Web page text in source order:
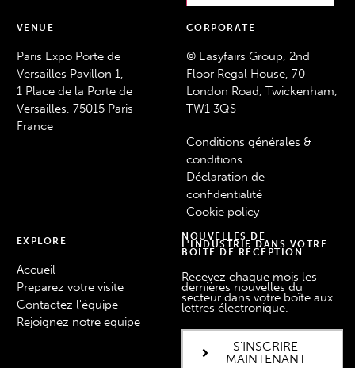
VENUE
Paris Expo Porte de
Versailles Pavillon 1,
1 Place de la Porte de
Versailles, 75015 Paris
France
CORPORATE
© Easyfairs Group, 2nd
Floor Regal House, 70
London Road, Twickenham,
TW1 3QS
Conditions générales &
conditions
Déclaration de
confidentialité
Cookie policy
EXPLORE
Accueil
Preparez votre visite
Contactez l'équipe
Rejoignez notre equipe
NOUVELLES DE
L'INDUSTRIE DANS VOTRE
BOÎTE DE RÉCEPTION
Recevez chaque mois les
dernières nouvelles du
secteur dans votre boîte aux
lettres électronique.
S'INSCRIRE
MAINTENANT